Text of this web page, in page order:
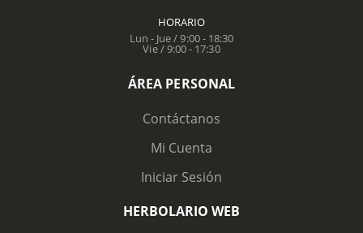
HORARIO
Lun - Jue / 9:00 - 18:30
Vie / 9:00 - 17:30
ÁREA PERSONAL
Contáctanos
Mi Cuenta
Iniciar Sesión
HERBOLARIO WEB